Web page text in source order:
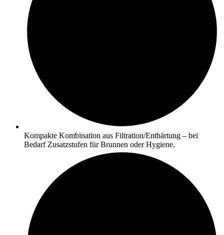
Kompakte Kombination aus Filtration/Enthärtung – bei
Bedarf Zusatzstufen für Brunnen oder Hygiene.